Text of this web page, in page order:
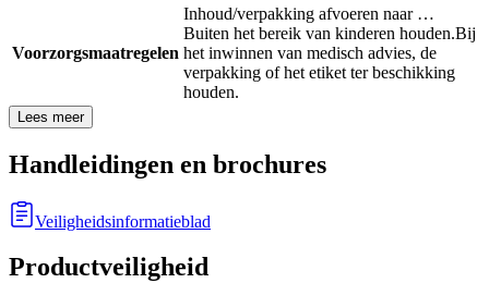
Voorzorgsmaatregelen
Inhoud/verpakking afvoeren naar …
Buiten het bereik van kinderen houden.Bij
het inwinnen van medisch advies, de
verpakking of het etiket ter beschikking
houden.
Lees meer
Handleidingen en brochures
Veiligheidsinformatieblad
Productveiligheid